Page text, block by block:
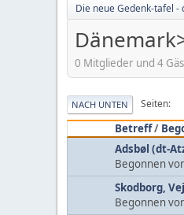
Die neue Gedenk-tafel
0 Mitglieder und 4
NACH UNTEN Seiten
Betreff/
Adsbøl (dt-
Begonnen
Skodborg,
Begonnen